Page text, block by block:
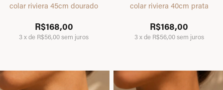
colar riviera 45cm dourado
R$168,00
3xde R$56,00sem juros
colar riviera 40cm prata
R$168,00
3xde R$56,00sem juros